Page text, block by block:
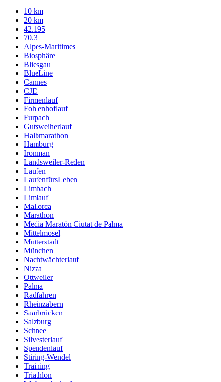
10 km
20 km
42.195
70.3
Alpes-Maritimes
Biosphäre
Bliesgau
BlueLine
Cannes
CJD
Firmenlauf
Fohlenhoflauf
Furpach
Gutsweiherlauf
Halbmarathon
Hamburg
Ironman
Landsweiler-Reden
Laufen
LaufenfürsLeben
Limbach
Limlauf
Mallorca
Marathon
Media Maratón Ciutat de Palma
Mittelmosel
Mutterstadt
München
Nachtwächterlauf
Nizza
Ottweiler
Palma
Radfahren
Rheinzabern
Saarbrücken
Salzburg
Schnee
Silvesterlauf
Spendenlauf
Stiring-Wendel
Training
Triathlon